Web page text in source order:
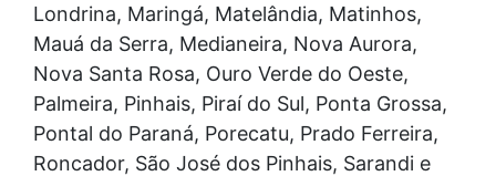
Londrina, Maringá, Matelândia, Matinhos,
Mauá da Serra, Medianeira, Nova Aurora,
Nova Santa Rosa, Ouro Verde do Oeste,
Palmeira, Pinhais, Piraí do Sul, Ponta Grossa,
Pontal do Paraná, Porecatu, Prado Ferreira,
Roncador, São José dos Pinhais, Sarandi e